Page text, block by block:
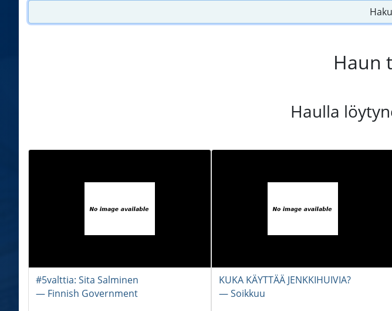
Haun
Haulla
#5valttia: Sita Salminen
― Finnish Government
KUKA KÄYTTÄÄ JENKKIHUIVIA?
― Soikkuu